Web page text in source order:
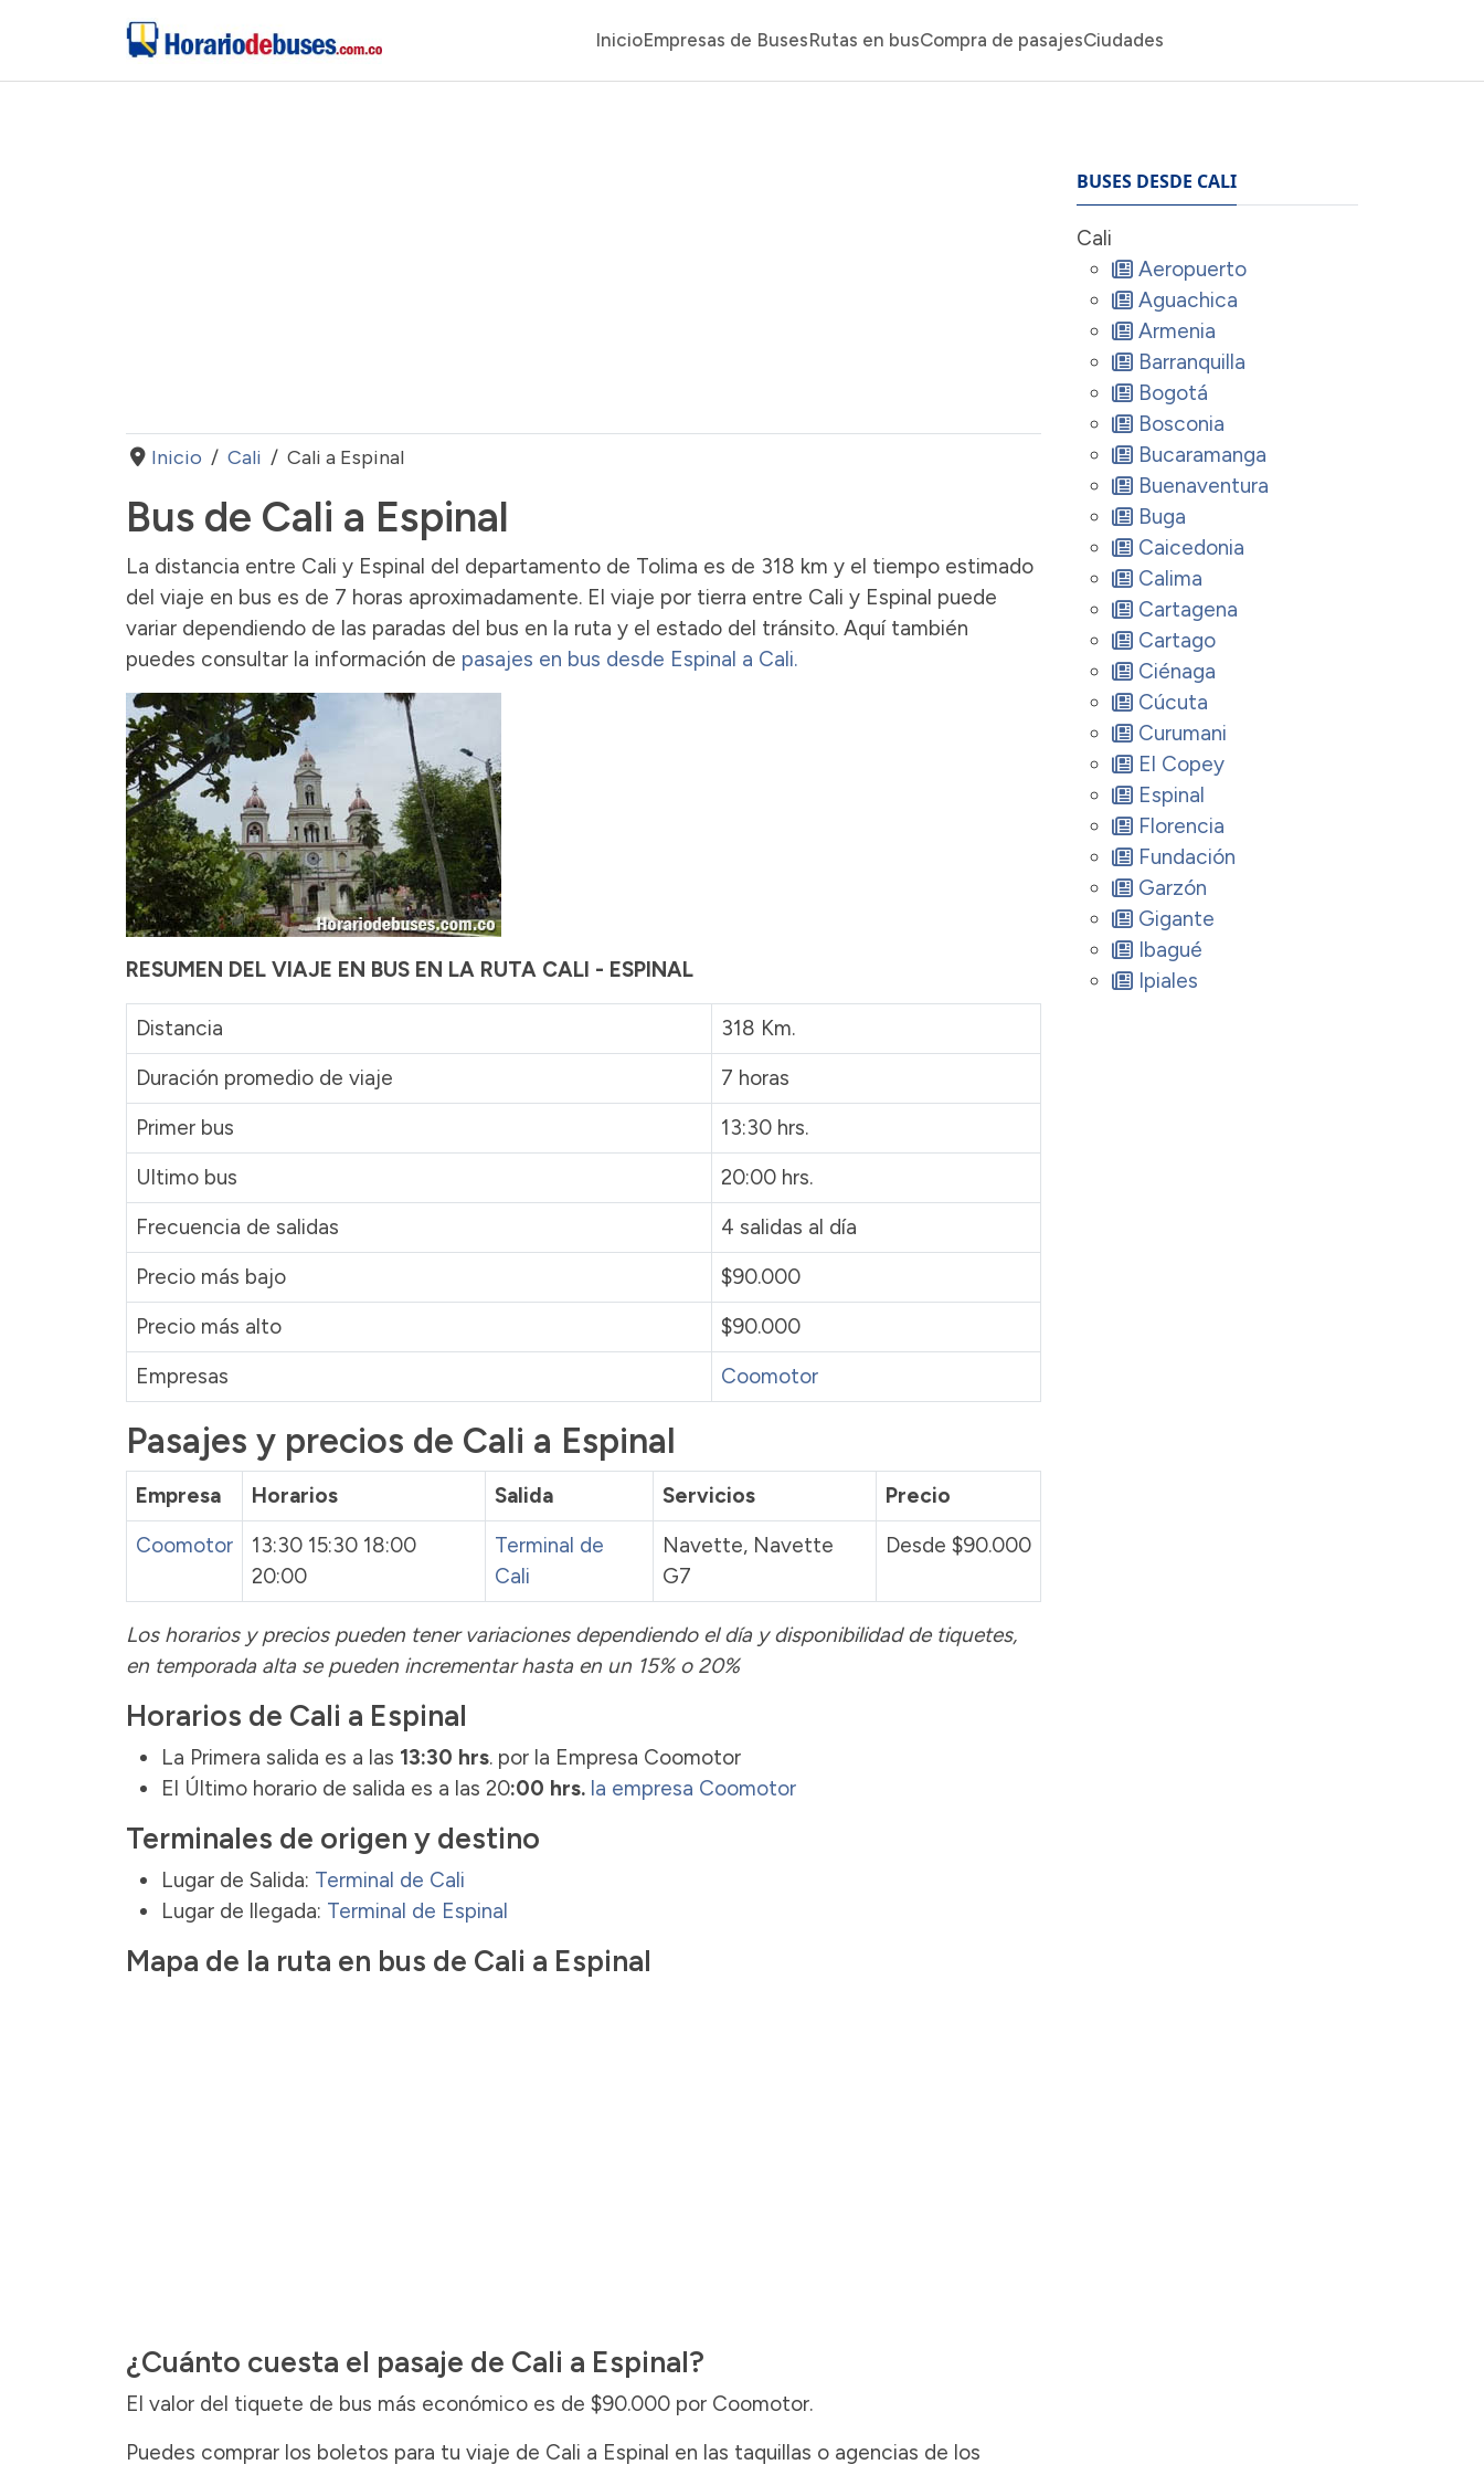
InicioEmpresas de BusesRutas en busCompra de pasajesCiudades
Inicio Cali Cali a Espinal
Bus de Cali a Espinal
La distancia entre Cali y Espinal del departamento de Tolima es de 318 km y el tiempo estimado
del viaje en bus es de 7 horas aproximadamente. El viaje por tierra entre Cali y Espinal puede
variar dependiendo de las paradas del bus en la ruta y el estado del tránsito. Aquí también
puedes consultar la información de pasajes en bus desde Espinal a Cali.
RESUMEN DEL VIAJE EN BUS EN LA RUTA CALI - ESPINAL
Distancia
318 Km.
Duración promedio de viaje
7 horas
Primer bus
13:30 hrs.
Ultimo bus
20:00 hrs.
Frecuencia de salidas
4 salidas al día
Precio más bajo
$90.000
Precio más alto
$90.000
Empresas
Coomotor
Pasajes y precios de Cali a Espinal
Empresa Horarios Salida Servicios
Precio
Coomotor
13:30 15:30 18:00
20:00
Terminal de
Cali
Navette, Navette
G7
Desde $90.000
Los horarios y precios pueden tener variaciones dependiendo el día y disponibilidad de tiquetes,
en temporada alta se pueden incrementar hasta en un 15% o 20%
Horarios de Cali a Espinal
La Primera salida es a las 13:30 hrs. por la Empresa Coomotor
El Último horario de salida es a las 20:00 hrs. la empresa Coomotor
Terminales de origen y destino
Lugar de Salida: Terminal de Cali
Lugar de llegada: Terminal de Espinal
Mapa de la ruta en bus de Cali a Espinal
¿Cuánto cuesta el pasaje de Cali a Espinal?
El valor del tiquete de bus más económico es de $90.000 por Coomotor.
Puedes comprar los boletos para tu viaje de Cali a Espinal en las taquillas o agencias de los
BUSES DESDE CALI
Cali
Aeropuerto
Aguachica
Armenia
Barranquilla
Bogotá
Bosconia
Bucaramanga
Buenaventura
Buga
Caicedonia
Calima
Cartagena
Cartago
Ciénaga
Cúcuta
Curumani
El Copey
Espinal
Florencia
Fundación
Garzón
Gigante
Ibagué
Ipiales